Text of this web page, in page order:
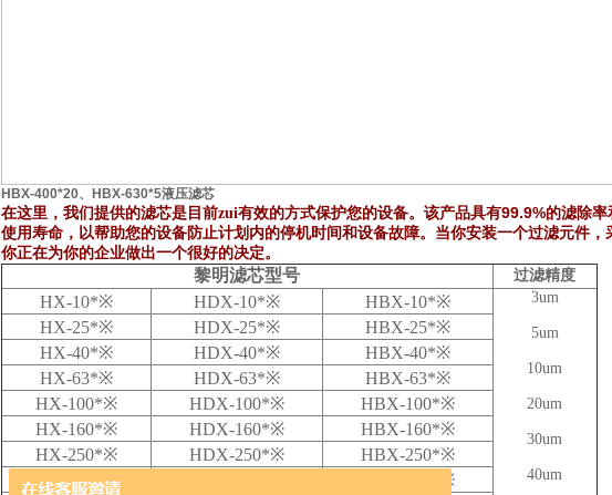
HBX-400*20、HBX-630*5液压滤芯
在这里，我们提供的滤芯是目前zui有效的方式保护您的设备。该产品具有99.9%的滤除率
使用寿命，以帮助您的设备防止计划内的停机时间和设备故障。当你安装一个过滤元件，
你正在为你的企业做出一个很好的决定。
黎明滤芯型号 过滤精度
HX-10*※ HDX-10*※ HBX-10*※ 3um
5um
10um
20um
30um
40um
HX-25*※ HDX-25*※
HBX-25*※
HX-40*※
HDX-40*※
HBX-40*※
HX-63*※
HDX-63*※
HBX-63*※
HX-100*※
HDX-100*※
HBX-100*※
HX-160*※
HDX-160*※
HBX-160*※
HX-250*※
HDX-250*※
HBX-250*※
HX-400*※
HBX-400*※